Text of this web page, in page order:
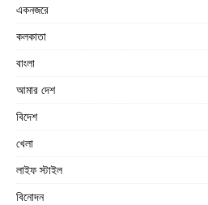
একনজরে
কলকাতা
বাংলা
আমার দেশ
বিদেশ
খেলা
লাইফ স্টাইল
বিনোদন